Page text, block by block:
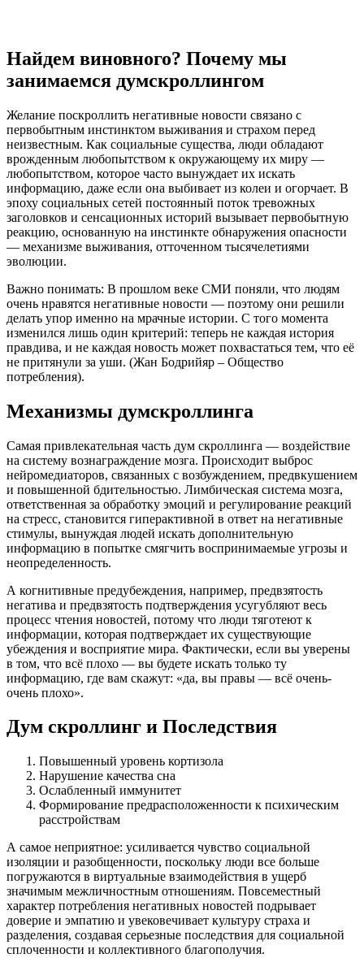
Найдем виновного? Почему мы
занимаемся думскроллингом
Желание поскроллить негативные новости связано с
первобытным инстинктом выживания и страхом перед
неизвестным. Как социальные существа, люди обладают
врожденным любопытством к окружающему их миру —
любопытством, которое часто вынуждает их искать
информацию, даже если она выбивает из колеи и огорчает. В
эпоху социальных сетей постоянный поток тревожных
заголовков и сенсационных историй вызывает первобытную
реакцию, основанную на инстинкте обнаружения опасности
— механизме выживания, отточенном тысячелетиями
эволюции.
Важно понимать: В прошлом веке СМИ поняли, что людям
очень нравятся негативные новости — поэтому они решили
делать упор именно на мрачные истории. С того момента
изменился лишь один критерий: теперь не каждая история
правдива, и не каждая новость может похвастаться тем, что её
не притянули за уши. (Жан Бодрийяр – Общество
потребления).
Механизмы думскроллинга
Самая привлекательная часть дум скроллинга — воздействие
на систему вознаграждение мозга. Происходит выброс
нейромедиаторов, связанных с возбуждением, предвкушением
и повышенной бдительностью. Лимбическая система мозга,
ответственная за обработку эмоций и регулирование реакций
на стресс, становится гиперактивной в ответ на негативные
стимулы, вынуждая людей искать дополнительную
информацию в попытке смягчить воспринимаемые угрозы и
неопределенность.
А когнитивные предубеждения, например, предвзятость
негатива и предвзятость подтверждения усугубляют весь
процесс чтения новостей, потому что люди тяготеют к
информации, которая подтверждает их существующие
убеждения и восприятие мира. Фактически, если вы уверены
в том, что всё плохо — вы будете искать только ту
информацию, где вам скажут: «да, вы правы — всё очень-
очень плохо».
Дум скроллинг и Последствия
Повышенный уровень кортизола
Нарушение качества сна
Ослабленный иммунитет
Формирование предрасположенности к психическим
расстройствам
А самое неприятное: усиливается чувство социальной
изоляции и разобщенности, поскольку люди все больше
погружаются в виртуальные взаимодействия в ущерб
значимым межличностным отношениям. Повсеместный
характер потребления негативных новостей подрывает
доверие и эмпатию и увековечивает культуру страха и
разделения, создавая серьезные последствия для социальной
сплоченности и коллективного благополучия.